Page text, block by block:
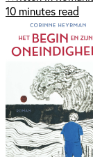
10 minutes read